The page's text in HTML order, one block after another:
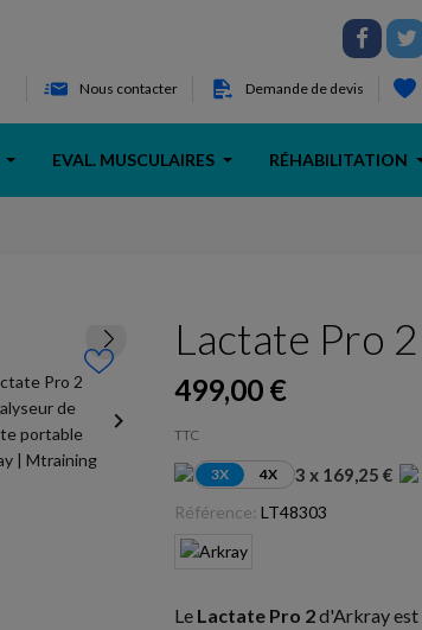
Nous contacter Demande de devis
EVAL. MUSCULAIRES RÉHABILITATION
keyboard_arrow_right
Lactate Pro 2
499,00 €
TTC
3X 4X 3 x 169,25 €
Référence: LT48303
Le Lactate Pro 2d'Arkray est